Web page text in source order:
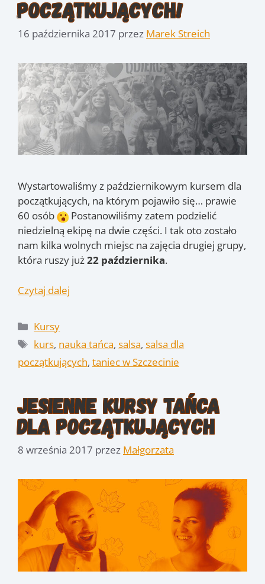
początkujących!
16 października 2017 przez Marek Streich
Wystartowaliśmy z październikowym kursem dla
początkujących, na którym pojawiło się… prawie
60 osób
Postanowiliśmy zatem podzielić
niedzielną ekipę na dwie części. I tak oto zostało
nam kilka wolnych miejsc na zajęcia drugiej grupy,
która ruszy już22 października.
Czytaj dalej
Kategorie
Kursy
Tagi
kurs, nauka tańca,salsa,salsa dla
początkujących, taniec w Szczecinie
Jesienne kursy tańca
dla początkujących
8 września 2017 przez Małgorzata